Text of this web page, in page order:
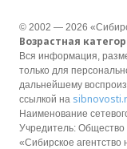
© 2002 — 2026
Возрастная
Вся информация,
только для
дальнейшему
ссылкой на
Наименование
Учредитель: Общество
«Сибирское агентство